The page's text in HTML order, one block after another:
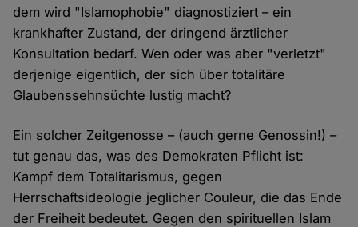
dem wird "Islamophobie" diagnostiziert – ein
krankhafter Zustand, der dringend ärztlicher
Konsultation bedarf. Wen oder was aber "verletzt"
derjenige eigentlich, der sich über totalitäre
Glaubenssehnsüchte lustig macht?
Ein solcher Zeitgenosse – (auch gerne Genossin!) –
tut genau das, was des Demokraten Pflicht ist:
Kampf dem Totalitarismus, gegen
Herrschaftsideologie jeglicher Couleur, die das Ende
der Freiheit bedeutet. Gegen den spirituellen Islam